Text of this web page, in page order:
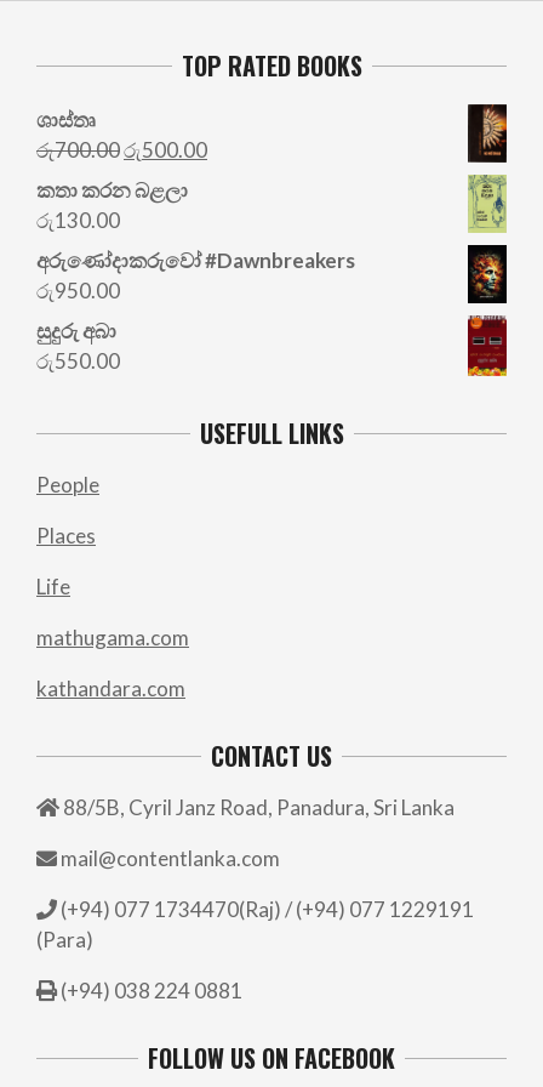
TOP RATED BOOKS
ශාස්තෘ
රු700.00Original
price
was:
රු500.00Current
කතා කරන බළලා
රු130.00
අරු‍ණෝදාකරුවෝ #Dawnbreakers
රු950.00
සුදුරු අබා
රු550.00
USEFULL LINKS
People
Places
Life
mathugama.com
kathandara.com
CONTACT US
88/5B, Cyril Janz Road, Panadura, Sri Lanka
mail@contentlanka.com
(+94) 077 1734470(Raj) / (+94) 077 1229191
(Para)
(+94) 038 224 0881
FOLLOW US ON FACEBOOK